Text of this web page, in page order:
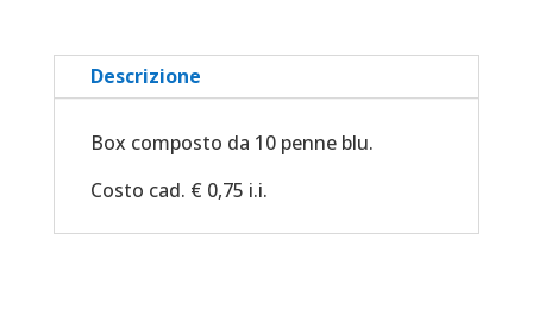
Descrizione
Box composto da 10 penne blu.
Costo cad. € 0,75 i.i.